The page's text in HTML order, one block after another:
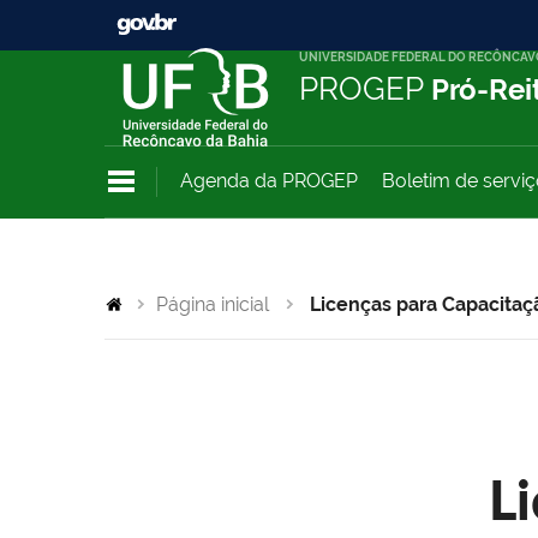
UNIVERSIDADE FEDERAL DO
PROGEP Pró-
Agenda da PROGEP Boletim de
Página inicial Licenças para